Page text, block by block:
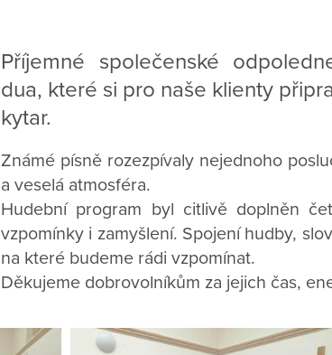
Příjemné společenské
dua, které si pro naše klienty
kytar.
Známé písně rozezpívaly nejednoho
a veselá atmosféra.
Hudební program byl citlivě doplněn
vzpomínky i zamyšlení. Spojení hudby,
na které budeme rádi vzpomínat.
Děkujeme dobrovolníkům za jejich čas,